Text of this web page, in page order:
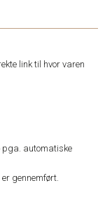
link til hvor varen
pga. automatiske
gennemført.